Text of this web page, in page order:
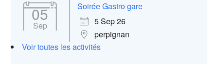
05
Sep
Soirée Gastro gare
5 Sep 26
perpignan
Voir toutes les activités